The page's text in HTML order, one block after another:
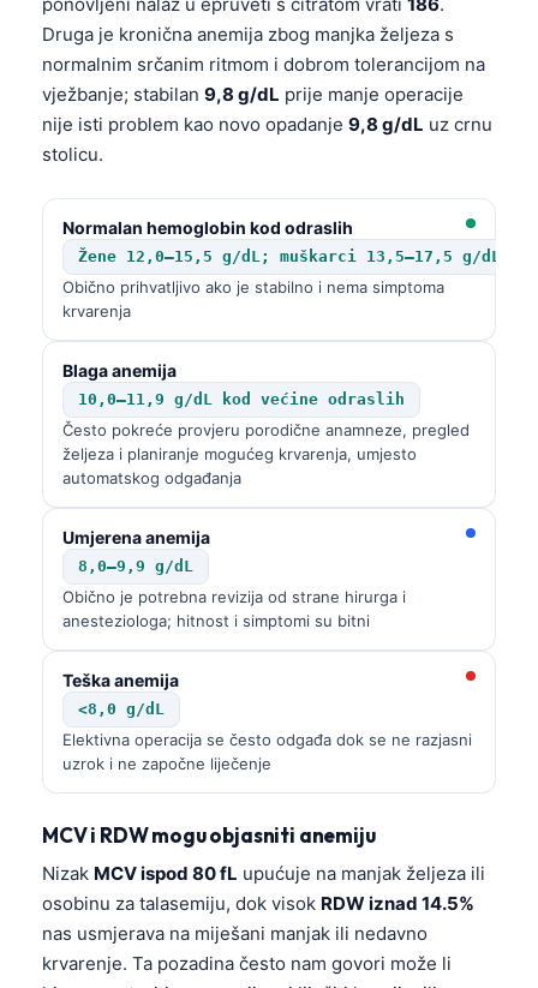
Druga je kronična anemija zbog manjka željeza s
normalnim srčanim ritmom i dobrom tolerancijom na
vježbanje; stabilan 9,8 g/dL prije manje operacije
nije isti problem kao novo opadanje 9,8 g/dL uz crnu
stolicu.
Normalan hemoglobin kod odraslih
Žene 12,0–15,5 g/dL; muškarci 13,5–17,5 g/dL
Obično prihvatljivo ako je stabilno i nema simptoma
krvarenja
Blaga anemija
10,0–11,9 g/dL kod većine odraslih
Često pokreće provjeru porodične anamneze, pregled
željeza i planiranje mogućeg krvarenja, umjesto
automatskog odgađanja
Umjerena anemija
8,0–9,9 g/dL
Obično je potrebna revizija od strane hirurga i
anesteziologa; hitnost i simptomi su bitni
Teška anemija
<8,0 g/dL
Elektivna operacija se često odgađa dok se ne razjasni
uzrok i ne započne liječenje
MCV i RDW mogu objasniti anemiju
Nizak MCV ispod 80 fL upućuje na manjak željeza ili
osobinu za talasemiju, dok visok RDW iznad 14.5%
nas usmjerava na miješani manjak ili nedavno
krvarenje. Ta pozadina često nam govori može li